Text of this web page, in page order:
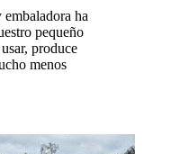
ha
pequeño
produce
menos